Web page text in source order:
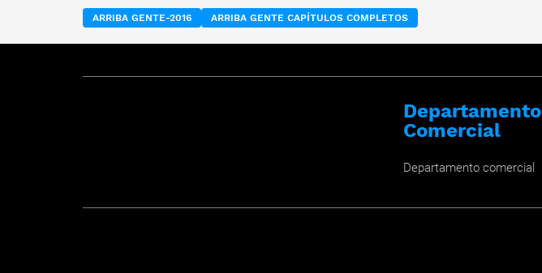
ARRIBA GENTE-2016 ARRIBA GENTE CAPÍTULOS COMPLETOS
Departamento
Comercial
Departamento comercial